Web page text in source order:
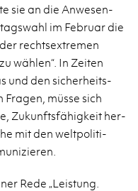
sie an die An­we­sen­
im Fe­bru­ar die
rechts­ex­tre­men
wäh­len“. In Zei­ten
und den si­cher­heits-
müsse sich
Zu­kunfts­fä­hig­keit her­
mit den welt­po­li­ti­
Rede „Leis­tung.